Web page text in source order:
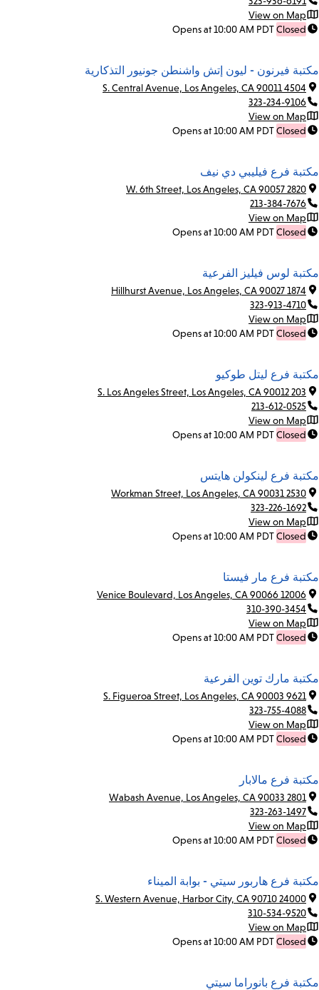
View on Map
Closed
Opens at 10:00 AM PDT
مكتبة فيرنون - ليون إتش واشنطن جونيور التذكارية
4504 S. Central Avenue, Los Angeles, CA 90011
323-234-9106
View on Map
Closed
Opens at 10:00 AM PDT
مكتبة فرع فيليبي دي نيف
2820 W. 6th Street, Los Angeles, CA 90057
213-384-7676
View on Map
Closed
Opens at 10:00 AM PDT
مكتبة لوس فيليز الفرعية
1874 Hillhurst Avenue, Los Angeles, CA 90027
323-913-4710
View on Map
Closed
Opens at 10:00 AM PDT
مكتبة فرع ليتل طوكيو
203 S. Los Angeles Street, Los Angeles, CA 90012
213-612-0525
View on Map
Closed
Opens at 10:00 AM PDT
مكتبة فرع لينكولن هايتس
2530 Workman Street, Los Angeles, CA 90031
323-226-1692
View on Map
Closed
Opens at 10:00 AM PDT
مكتبة فرع مار فيستا
12006 Venice Boulevard, Los Angeles, CA 90066
310-390-3454
View on Map
Closed
Opens at 10:00 AM PDT
مكتبة مارك توين الفرعية
9621 S. Figueroa Street, Los Angeles, CA 90003
323-755-4088
View on Map
Closed
Opens at 10:00 AM PDT
مكتبة فرع مالابار
2801 Wabash Avenue, Los Angeles, CA 90033
323-263-1497
View on Map
Closed
Opens at 10:00 AM PDT
مكتبة فرع هاربور سيتي - بوابة الميناء
24000 S. Western Avenue, Harbor City, CA 90710
310-534-9520
View on Map
Closed
Opens at 10:00 AM PDT
مكتبة فرع بانوراما سيتي